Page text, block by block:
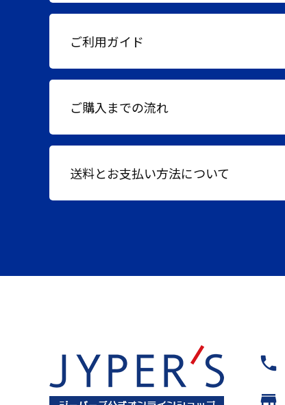
ご利用ガイド
ご購入までの流れ
送料とお支払い方法について
local_phone
store